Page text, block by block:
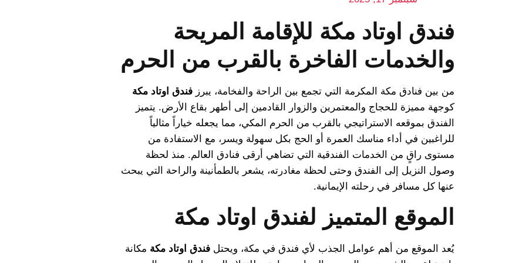
فندق اوتاد مكة للإقامة المريحة
والخدمات الفاخرة بالقرب من الحرم
من بين فنادق مكة المكرمة التي تجمع بين الراحة والفخامة، يبرز فندق اوتاد مكة
كوجهة مميزة للحجاج والمعتمرين والزوار القادمين إلى أطهر بقاع الأرض. يتميز
الفندق بموقعه الاستراتيجي بالقرب من الحرم المكي، مما يجعله خياراً مثالياً
للراغبين في أداء مناسك العمرة أو الحج بكل سهولة ويسر، مع الاستفادة من
مستوى راقٍ من الخدمات الفندقية التي تضاهي أرقى فنادق العالم. منذ لحظة
وصول النزيل إلى الفندق وحتى لحظة مغادرته، يشعر بالطمأنينة والراحة التي يبحث
عنها كل مسافر في رحلته الإيمانية.
الموقع المتميز لفندق اوتاد مكة
يُعد الموقع من أهم عوامل الجذب لأي فندق في مكة، ويحتل فندق اوتاد مكة مكانة